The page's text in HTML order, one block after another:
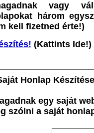
vagy
három
kell fizetned érte!)
(Kattints Ide!)
Honlap
egy saját
szólni a saját